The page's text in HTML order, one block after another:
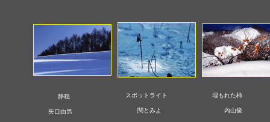
静穏
矢口由男
スポットライト
関とみよ
埋もれた柿
内山俊